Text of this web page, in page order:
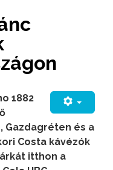
1882
Gazdagréten és a
Costa kávézók
itthon a